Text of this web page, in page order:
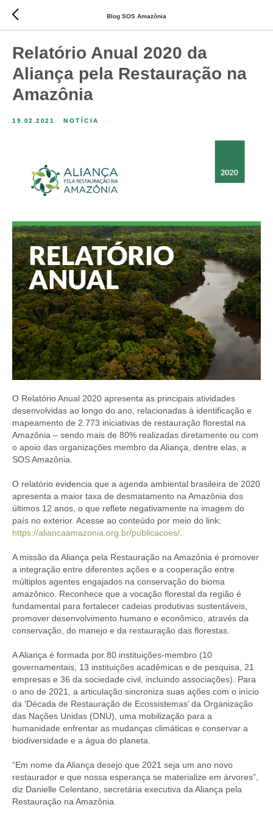
Blog SOS Amazônia
Relatório Anual 2020 da
Aliança pela Restauração na
Amazônia
19.02.2021 NOTÍCIA
O Relatório Anual 2020 apresenta as principais atividades
desenvolvidas ao longo do ano, relacionadas à identificação e
mapeamento de 2.773 iniciativas de restauração florestal na
Amazônia – sendo mais de 80% realizadas diretamente ou com
o apoio das organizações membro da Aliança, dentre elas, a
SOS Amazônia.
O relatório evidencia que a agenda ambiental brasileira de 2020
apresenta a maior taxa de desmatamento na Amazônia dos
últimos 12 anos, o que reflete negativamente na imagem do
país no exterior. Acesse ao conteúdo por meio do link:
https://aliancaamazonia.org.br/publicacoes/.
A missão da Aliança pela Restauração na Amazônia é promover
a integração entre diferentes ações e a cooperação entre
múltiplos agentes engajados na conservação do bioma
amazônico. Reconhece que a vocação florestal da região é
fundamental para fortalecer cadeias produtivas sustentáveis,
promover desenvolvimento humano e econômico, através da
conservação, do manejo e da restauração das florestas.
A Aliança é formada por 80 instituições-membro (10
governamentais, 13 instituições acadêmicas e de pesquisa, 21
empresas e 36 da sociedade civil, incluindo associações). Para
o ano de 2021, a articulação sincroniza suas ações com o início
da ‘Década de Restauração de Ecossistemas’ da Organização
das Nações Unidas (ONU), uma mobilização para a
humanidade enfrentar as mudanças climáticas e conservar a
biodiversidade e a água do planeta.
“Em nome da Aliança desejo que 2021 seja um ano novo
restaurador e que nossa esperança se materialize em árvores”,
diz Danielle Celentano, secretária executiva da Aliança pela
Restauração na Amazônia.